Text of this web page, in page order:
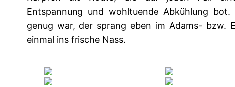
Entspannung und wohltuende Abkühlung
genug war, der sprang eben im Adams- bzw.
einmal ins frische Nass.